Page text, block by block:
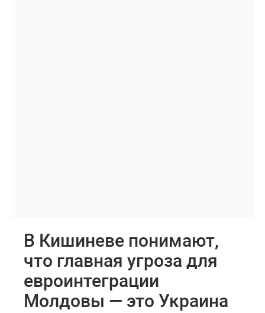
В Кишиневе понимают,
что главная угроза для
евроинтеграции
Молдовы — это Украина